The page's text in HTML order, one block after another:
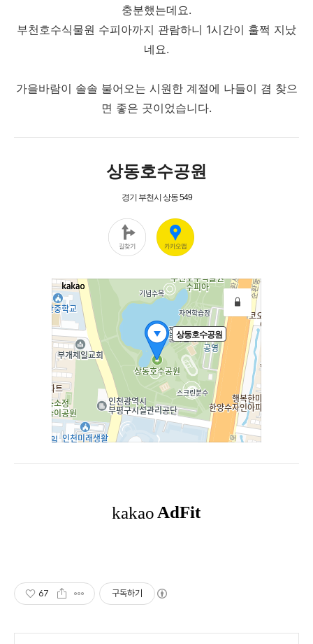
충분했는데요.
부천호수식물원 수피아까지 관람하니 1시간이 훌쩍 지났
네요.
가을바람이 솔솔 불어오는 시원한 계절에 나들이 겸 찾으
면 좋은 곳이었습니다.
67 구독하기